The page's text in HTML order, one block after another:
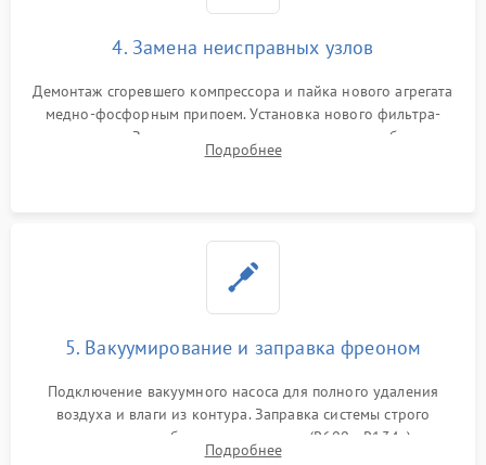
4. Замена неисправных узлов
Демонтаж сгоревшего компрессора и пайка нового агрегата
медно-фосфорным припоем. Установка нового фильтра-
осушителя. Замена изношенных вентиляторов обдува,
сломанных заслонок или поврежденных дверных петель.
Подробнее
5. Вакуумирование и заправка фреоном
Подключение вакуумного насоса для полного удаления
воздуха и влаги из контура. Заправка системы строго
дозированным объемом хладагента (R600a, R134a) по
электронным весам. Контроль рабочего давления в системе.
Подробнее